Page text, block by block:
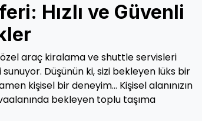
Hızlı ve Güvenli
araç kiralama ve shuttle servisleri
Düşünün ki, sizi bekleyen lüks bir
kişisel bir deneyim… Kişisel alanınızın
bekleyen toplu taşıma